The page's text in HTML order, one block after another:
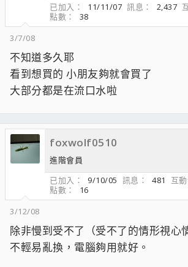
已加入
11/11/07 訊息 2,437
點數
38
3/7/08
不知道多久耶
看到想買的 小朋友夠就會買了
大部分都是在流口水啦
foxwolf0510
進階會員
已加入
9/10/05 訊息 481 互
點數
16
3/12/08
除非慢到受不了（受不了的情形視心
不輕易亂換，電腦夠用就好。